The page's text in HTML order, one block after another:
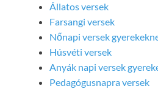
Állatos versek
Farsangi versek
Nőnapi versek
Húsvéti versek
Anyák napi versek
Pedagógusnapra versek